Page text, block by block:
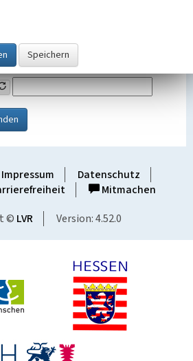
Sie unten das Rechenergebnis aus der
Impressum
Datenschutz
Mitmachen
© LVR Version: 4.52.0